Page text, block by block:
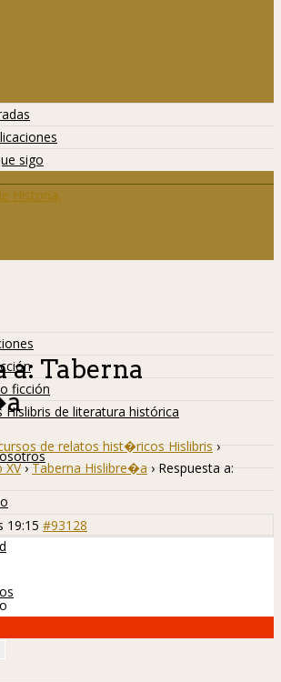
sigo
ficción
Hislibris de literatura histórica
a: Taberna
de relatos hist�ricos Hislibris ›
XV › Taberna Hislibre�a › Respuesta a:
19:15 #93128